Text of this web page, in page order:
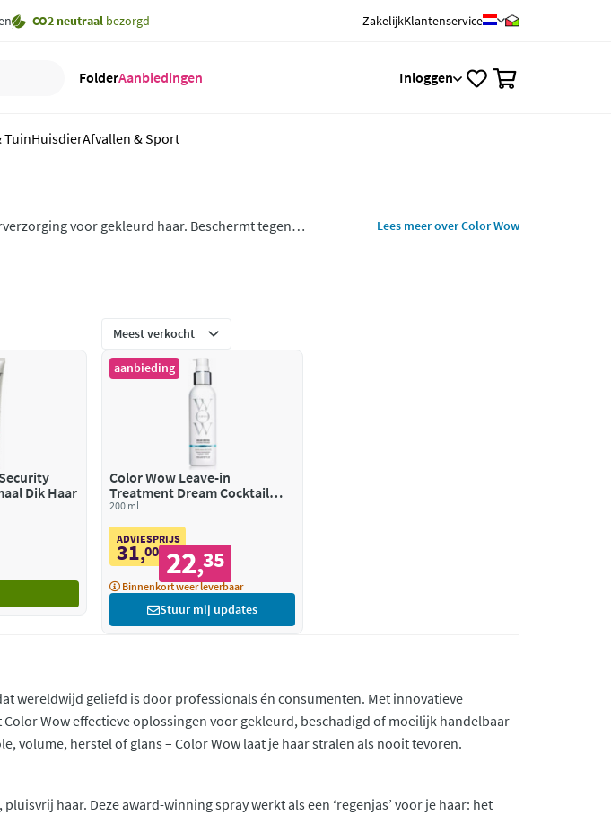
CO2 neutraal bezorgd ZakelijkKlantenservice
FolderAanbiedingen Inloggen
TuinHuisdierAfvallen & Sport
voor gekleurd haar. Beschermt tegen
Lees meer over Color Wow
Dik Haar
aanbieding
Color Wow Leave-in
Treatment Dream Cocktail
Coconut-infused
200 ml
ADVIESPRIJS
31,00 22,35
Binnenkort weer leverbaar
Stuur mij updates
wereldwijd geliefd is door professionals én consumenten. Met innovatieve
Wow effectieve oplossingen voor gekleurd, beschadigd of moeilijk handelbaar
volume, herstel of glans – Color Wow laat je haar stralen als nooit tevoren.
haar. Deze award-winning spray werkt als een ‘regenjas’ voor je haar: het